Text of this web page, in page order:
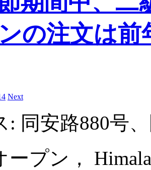
の注文は前
Next
: 同安路880号
ープン，